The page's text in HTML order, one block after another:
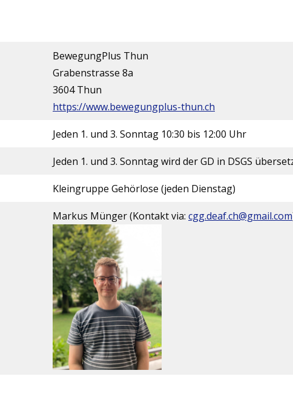
BewegungPlus Thun
Grabenstrasse 8a
3604 Thun
https://www.bewegungplus-thun.ch
Jeden 1. und 3. Sonntag 10:30 bis 12:00 Uhr
Jeden 1. und 3. Sonntag wird der GD in DSGS
Kleingruppe Gehörlose (jeden Dienstag)
Markus Münger (Kontakt via: cgg.deaf.ch@gmail.com